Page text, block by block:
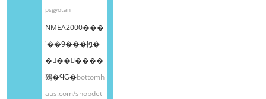
psgyotan
NMEA2000���
ʽ��9���إǥ�
�󥰥��󥵡����
䳫�ϤǤ�bottomh
aus.com/shopdet